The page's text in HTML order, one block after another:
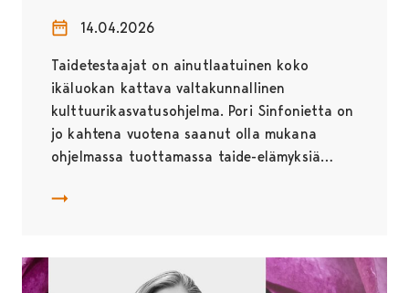
14.04.2026
Taidetestaajat on ainutlaatuinen koko
ikäluokan kattava valtakunnallinen
kulttuurikasvatusohjelma. Pori Sinfonietta on
jo kahtena vuotena saanut olla mukana
ohjelmassa tuottamassa taide-elämyksiä…
Taidetestaajat – jotta jokainen kasi voisi tuntea